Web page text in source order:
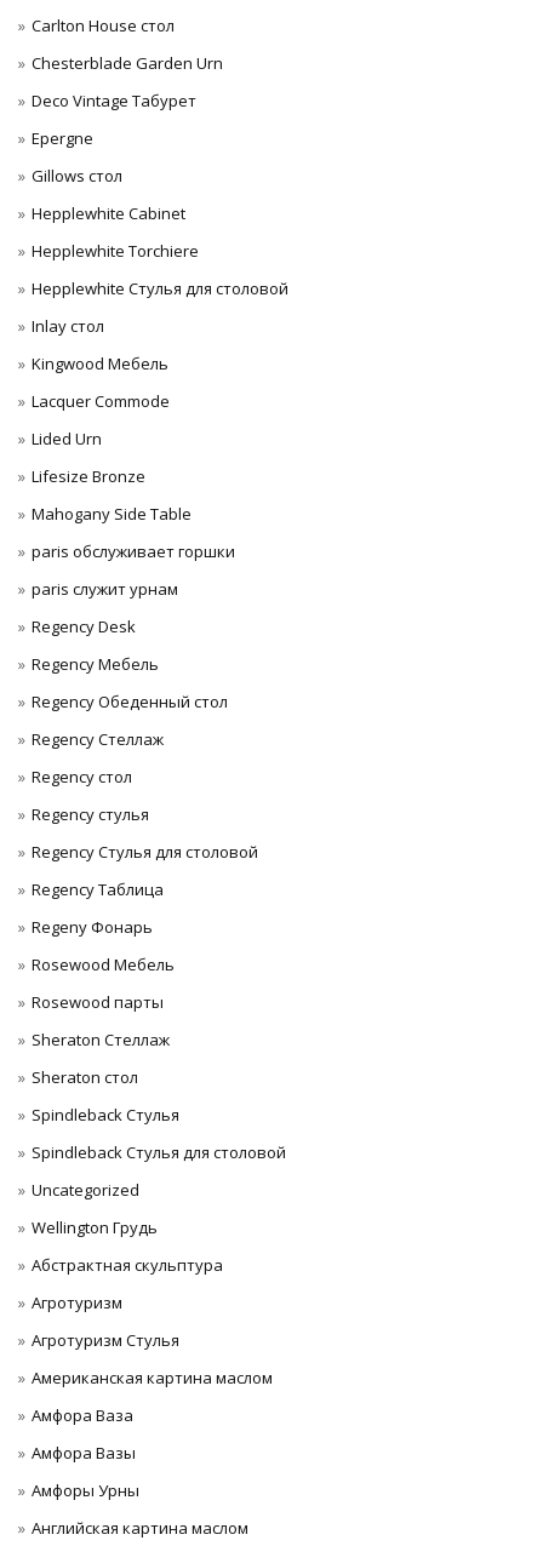
Carlton House стол
Chesterblade Garden Urn
Deco Vintage Табурет
Epergne
Gillows стол
Hepplewhite Cabinet
Hepplewhite Torchiere
Hepplewhite Стулья для столовой
Inlay стол
Kingwood Мебель
Lacquer Commode
Lided Urn
Lifesize Bronze
Mahogany Side Table
paris обслуживает горшки
paris служит урнам
Regency Desk
Regency Мебель
Regency Обеденный стол
Regency Стеллаж
Regency стол
Regency стулья
Regency Стулья для столовой
Regency Таблица
Regeny Фонарь
Rosewood Мебель
Rosewood парты
Sheraton Стеллаж
Sheraton стол
Spindleback Стулья
Spindleback Стулья для столовой
Uncategorized
Wellington Грудь
Абстрактная скульптура
Агротуризм
Агротуризм Стулья
Американская картина маслом
Амфора Ваза
Амфора Вазы
Амфоры Урны
Английская картина маслом